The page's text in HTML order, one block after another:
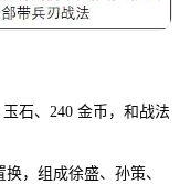
石、240 金币，和战法
，组成徐盛、孙策、